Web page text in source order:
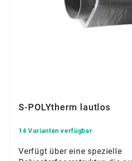
S-POLYtherm lautlos
14 Varianten verfügbar
Verfügt über eine spezielle